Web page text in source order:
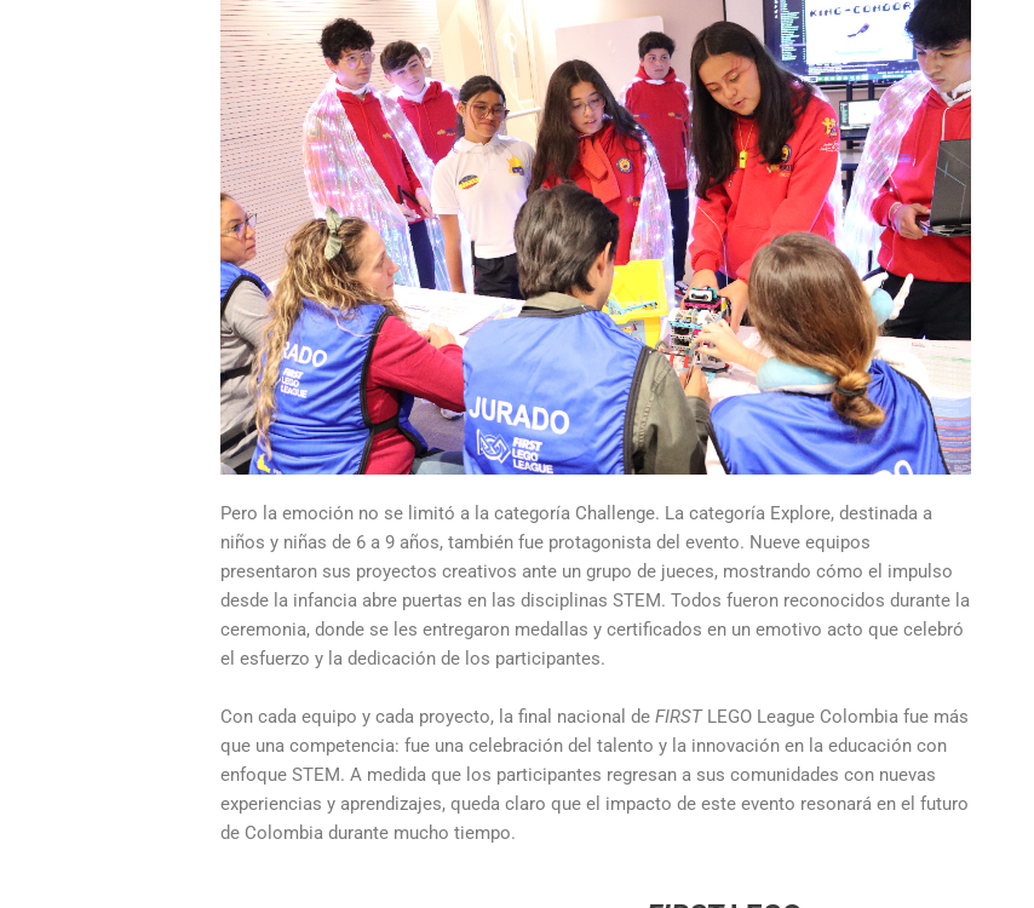
Pero la emoción no se limitó a la categoría Challenge. La categoría Explore, destinada a
niños y niñas de 6 a 9 años, también fue protagonista del evento. Nueve equipos
presentaron sus proyectos creativos ante un grupo de jueces, mostrando cómo el impulso
desde la infancia abre puertas en las disciplinas STEM. Todos fueron reconocidos durante la
ceremonia, donde se les entregaron medallas y certificados en un emotivo acto que celebró
el esfuerzo y la dedicación de los participantes.
Con cada equipo y cada proyecto, la final nacional deFIRST LEGO League Colombia fue más
que una competencia: fue una celebración del talento y la innovación en la educación con
enfoque STEM. A medida que los participantes regresan a sus comunidades con nuevas
experiencias y aprendizajes, queda claro que el impacto de este evento resonará en el futuro
de Colombia durante mucho tiempo.